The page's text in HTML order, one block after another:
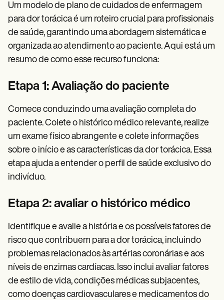
Um modelo de plano de cuidados de enfermagem
para dor torácica é um roteiro crucial para profissionais
de saúde, garantindo uma abordagem sistemática e
organizada ao atendimento ao paciente. Aqui está um
resumo de como esse recurso funciona:
Etapa 1: Avaliação do paciente
Comece conduzindo uma avaliação completa do
paciente. Colete o histórico médico relevante, realize
um exame físico abrangente e colete informações
sobre o início e as características da dor torácica. Essa
etapa ajuda a entender o perfil de saúde exclusivo do
indivíduo.
Etapa 2: avaliar o histórico médico
Identifique e avalie a história e os possíveis fatores de
risco que contribuem para a dor torácica, incluindo
problemas relacionados às artérias coronárias e aos
níveis de enzimas cardíacas. Isso inclui avaliar fatores
de estilo de vida, condições médicas subjacentes,
como doenças cardiovasculares e medicamentos do